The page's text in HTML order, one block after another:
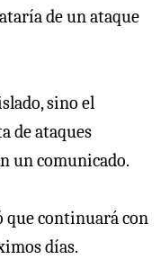
de un ataque
sino el
de ataques
un comunicado.
que continuará con
días.